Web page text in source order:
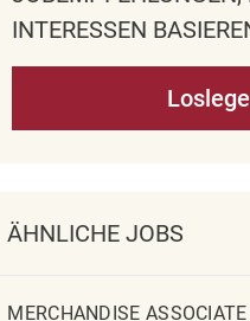
NTERESSEN
ÄHNLICHE JOBS
MERCHANDISE ASSOCIATE